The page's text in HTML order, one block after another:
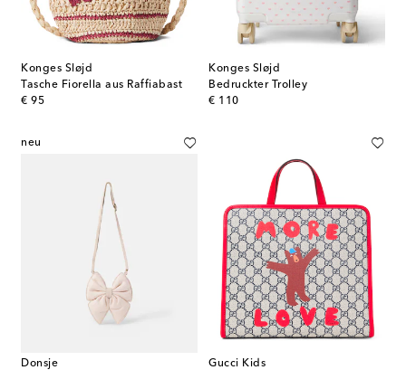
Konges Sløjd
Tasche Fiorella aus Raffiabast
€ 95
original price
Konges Sløjd
Bedruckter Trolley
€ 110
original price
neu
Donsje
Gucci Kids